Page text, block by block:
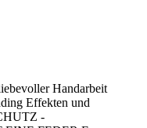
Handarbeit
Effekten und
-